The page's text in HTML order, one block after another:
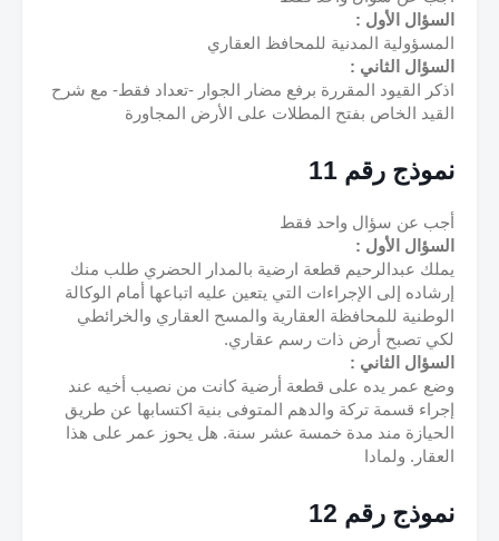
السؤال الأول :
المسؤولية المدنية للمحافظ العقاري
السؤال الثاني :
القيد الخاص بفتح المطلات على الأرض المجاورة
نموذج رقم 11
أجب عن سؤال واحد فقط
السؤال الأول :
لكي تصبح أرض ذات رسم عقاري.
السؤال الثاني :
العقار. ولمادا
نموذج رقم 12